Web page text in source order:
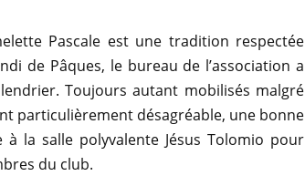
Pascale est une tradition respectée
de Pâques, le bureau de l’association a
Toujours autant mobilisés malgré
particulièrement désagréable, une bonne
la salle polyvalente Jésus Tolomio pour
du club.